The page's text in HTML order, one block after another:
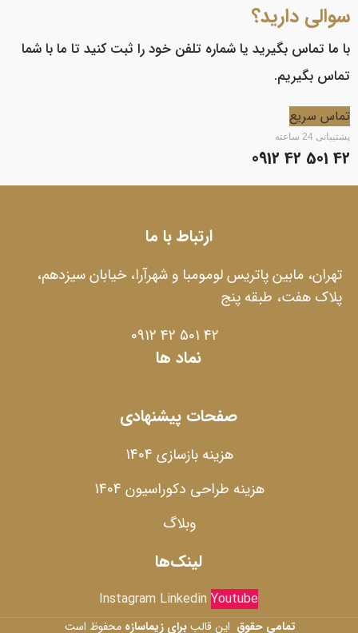
سوالی دارید؟
با ما تماس بگیرید یا شماره تلفن خود را ثبت کنید تا ما با شما
تماس بگیریم.
تماس سریع
پشتیبانی 24 ساعته
42 501 42 0912
ارتباط با ما
تهران، مابین پاتریس لومومبا و شهرآرا، خیابان سیزدهم،
پلاک هفت، طبقه پنج
42 501 42 0912
نماد ها
صفحات پیشنهادی
هزینه بازسازی 1404
هزینه طراحی دکوراسیون 1404
وبلاگ
لینک‌ها
Instagram Linkedin Youtube
تمامی حقوق این قالببرای زیماسازه محفوظ است